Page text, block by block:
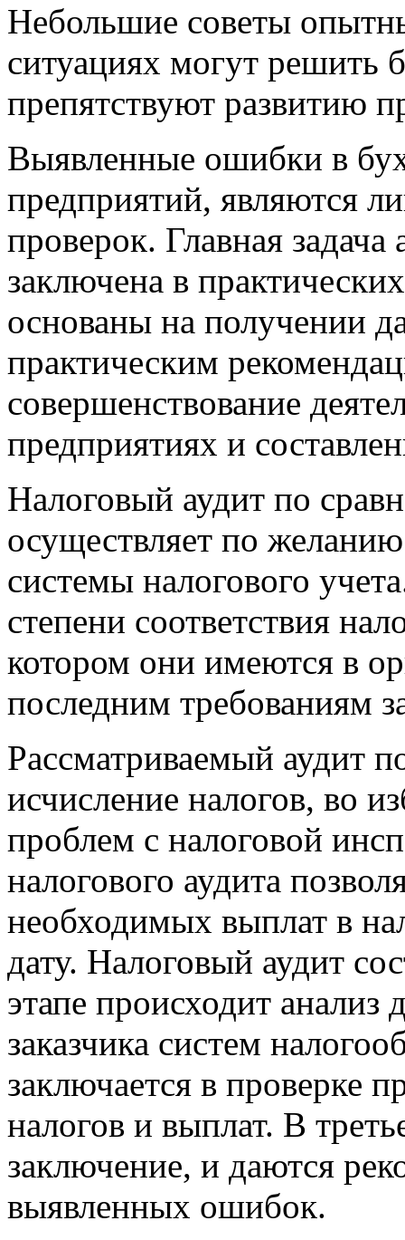
Небольшие советы
ситуациях могут решить
препятствуют развитию
Выявленные ошибки в
предприятий, являются
проверок. Главная
заключена в
основаны на получении
практическим
совершенствование
предприятиях и
Налоговый аудит по
осуществляет по
системы налогового
степени соответствия
котором они имеются в
последним требованиям
Рассматриваемый аудит
исчисление налогов, во
проблем с налоговой
налогового аудита
необходимых выплат в
дату. Налоговый аудит
этапе происходит
заказчика систем
заключается в проверке
налогов и выплат. В
заключение, и даются
выявленных ошибок.